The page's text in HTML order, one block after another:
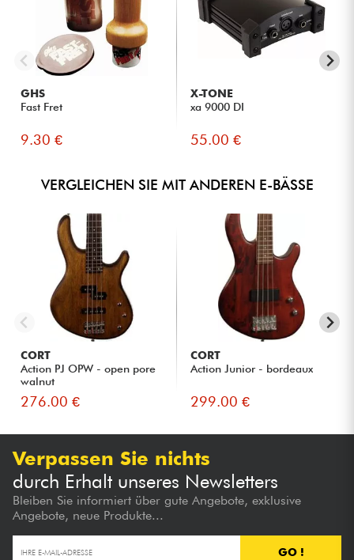
gepostet 23/04/2018 à 11:19
GI S.
Sonorité de bonne qualité, excellent confort de jeu et
surtout une parfaite qualité de lutherie.
Je vous conseille fortement ce produit !!!
GLOBALE MARKE
SPIELKOMFORT ★★★★★
★★★★★
GHS
Fast Fret
9.30 €
X-TONE
xa 9000 DI
55.00 €
VERGLEICHEN SIE MIT ANDEREN E-BÄSSE
CORT
Action PJ OPW - open pore
walnut
276.00 €
CORT
Action Junior - bordeaux
299.00 €
Verpassen Sie nichts
durch Erhalt unseres Newsletters
Bleiben Sie informiert über gute Angebote, exklusive
Angebote, neue Produkte...
GO !